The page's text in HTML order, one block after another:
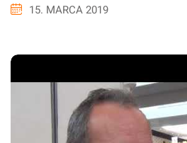
15. MARCA 2019